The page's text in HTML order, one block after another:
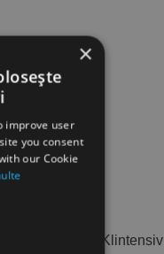
dezinfectant Klintensiv
×
improve user
you consent
our Cookie